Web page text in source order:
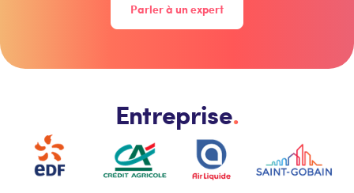
Parler à un expert
Entreprise.